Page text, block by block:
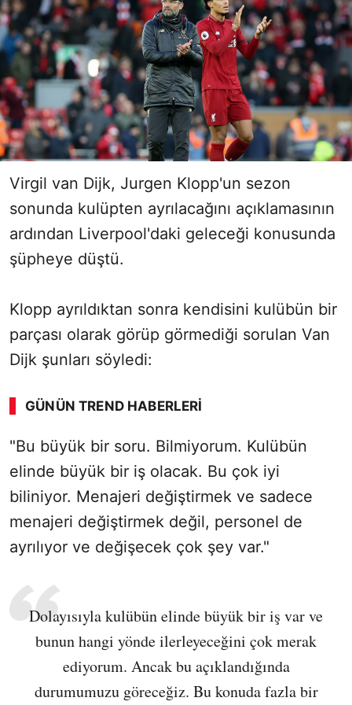
Virgil van Dijk, Jurgen Klopp'un sezon
sonunda kulüpten ayrılacağını açıklamasının
ardından Liverpool'daki geleceği konusunda
şüpheye düştü.
Klopp ayrıldıktan sonra kendisini kulübün bir
parçası olarak görüp görmediği sorulan Van
Dijk şunları söyledi:
GÜNÜN TREND HABERLERI
00:02 / 03:53
Sesi Aç
"Bu büyük bir soru. Bilmiyorum. Kulübün
elinde büyük bir iş olacak. Bu çok iyi
biliniyor. Menajeri değiştirmek ve sadece
menajeri değiştirmek değil, personel de
ayrılıyor ve değişecek çok şey var."
Dolayısıyla kulübün elinde büyük bir iş var ve
bunun hangi yönde ilerleyeceğini çok merak
ediyorum. Ancak bu açıklandığında
durumumuzu göreceğiz. Bu konuda fazla bir